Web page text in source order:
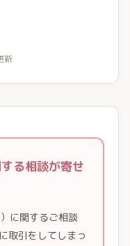
新
る相談が寄せ
に関するご相談
取引をしてしまっ